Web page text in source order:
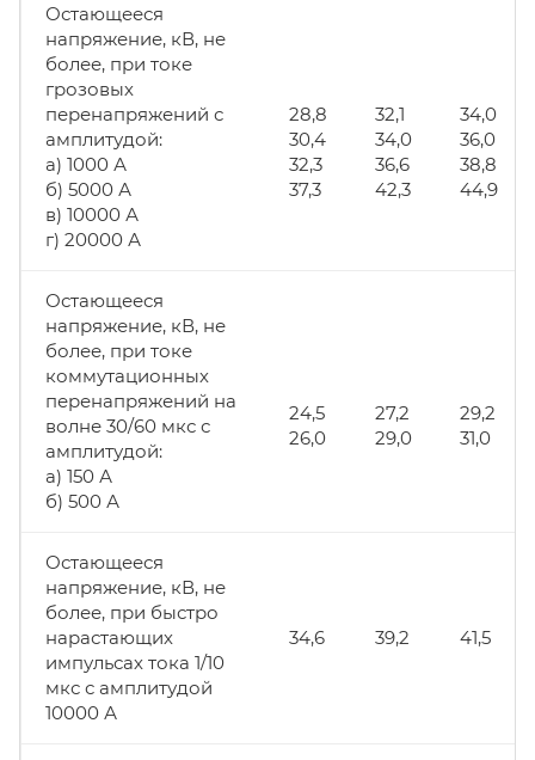
Остающееся
напряжение, кВ, не
более, при токе
грозовых
перенапряжений с
амплитудой:
а) 1000 А
б) 5000 А
в) 10000 А
г) 20000 А
28,8
30,4
32,3
37,3
32,1
34,0
36,6
42,3
34,0
36,0
38,8
44,9
Остающееся
напряжение, кВ, не
более, при токе
коммутационных
перенапряжений на
волне 30/60 мкс с
амплитудой:
а) 150 А
б) 500 А
24,5
26,0
27,2
29,0
29,2
31,0
Остающееся
напряжение, кВ, не
более, при быстро
нарастающих
импульсах тока 1/10
мкс с амплитудой
10000 А
34,6 39,2 41,5